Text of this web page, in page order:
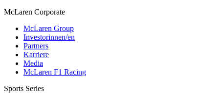
McLaren Corporate
McLaren Group
Investorinnen/en
Partners
Karriere
Media
McLaren F1 Racing
Sports Series